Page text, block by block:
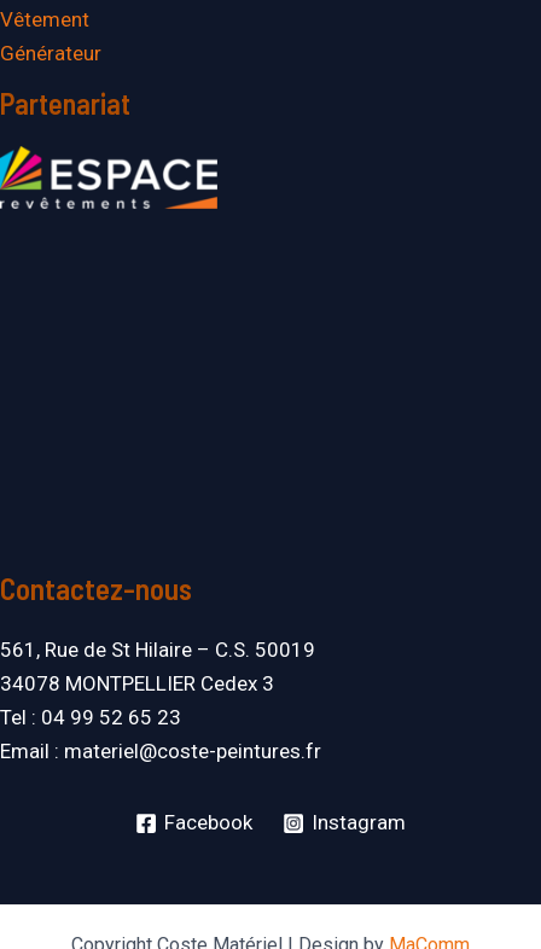
Vêtement
Générateur
Partenariat
Contactez-nous
561, Rue de St Hilaire – C.S. 50019
34078 MONTPELLIER Cedex 3
Tel : 04 99 52 65 23
Email : materiel@coste-peintures.fr
Facebook Instagram